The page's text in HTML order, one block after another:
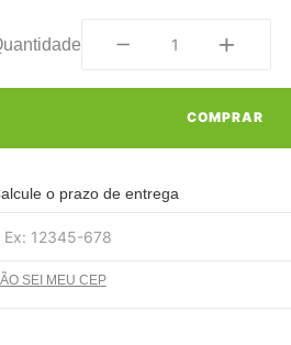
COMPRAR
o prazo de entrega
SEI MEU CEP